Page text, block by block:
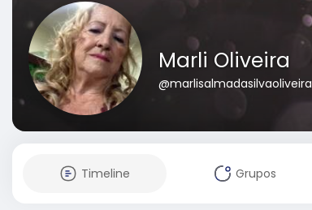
Marli Oliveira
@marlisalmadasilvaoliveira
Timeline Grupos